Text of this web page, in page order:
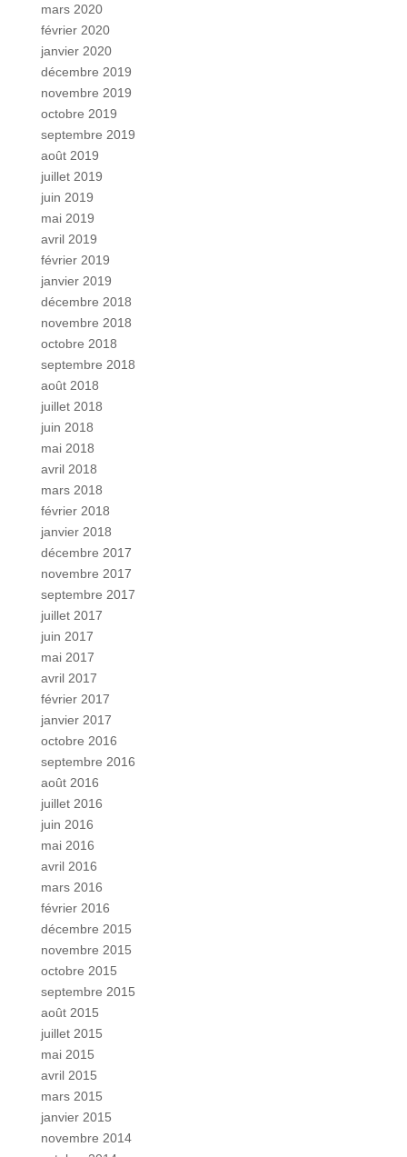
mars 2020
février 2020
janvier 2020
décembre 2019
novembre 2019
octobre 2019
septembre 2019
août 2019
juillet 2019
juin 2019
mai 2019
avril 2019
février 2019
janvier 2019
décembre 2018
novembre 2018
octobre 2018
septembre 2018
août 2018
juillet 2018
juin 2018
mai 2018
avril 2018
mars 2018
février 2018
janvier 2018
décembre 2017
novembre 2017
septembre 2017
juillet 2017
juin 2017
mai 2017
avril 2017
février 2017
janvier 2017
octobre 2016
septembre 2016
août 2016
juillet 2016
juin 2016
mai 2016
avril 2016
mars 2016
février 2016
décembre 2015
novembre 2015
octobre 2015
septembre 2015
août 2015
juillet 2015
mai 2015
avril 2015
mars 2015
janvier 2015
novembre 2014